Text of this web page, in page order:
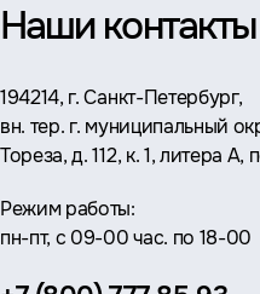
Наши контакты
Адрес:
194214, г. Санкт-Петербург,
вн. тер. г. муниципальный
Тореза, д. 112, к. 1, литера
Режим работы:
пн-пт, с 09-00 час. по 18-00